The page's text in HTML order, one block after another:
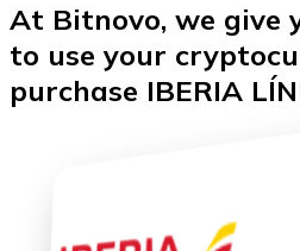
At Bitnovo, we give
to use your
purchase IBERIA